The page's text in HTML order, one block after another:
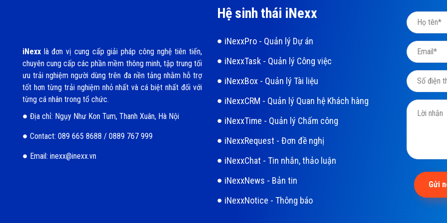
iNexx là đơn vị cung cấp giải pháp công nghệ tiên tiến,
chuyên cung cấp các phần mềm thông minh, tập trung tối
ưu trải nghiệm người dùng trên đa nền tảng nhằm hỗ trợ
tốt hơn từng trải nghiệm nhỏ nhất và cá biệt nhất đối với
từng cá nhân trong tổ chức.
Địa chỉ: Ngụy Như Kon Tum, Thanh Xuân, Hà Nội
Contact: 089 665 8688 / 0889 767 999
Email: inexx@inexx.vn
Hệ sinh thái iNexx
iNexxPro - Quản lý Dự án
iNexxTask - Quản lý Công việc
iNexxBox - Quản lý Tài liệu
iNexxCRM - Quản lý Quan hệ Khách hàng
iNexxTime - Quản lý Chấm công
iNexxRequest - Đơn đề nghị
iNexxChat - Tin nhắn, thảo luận
iNexxNews - Bản tin
iNexxNotice - Thông báo
Gửi